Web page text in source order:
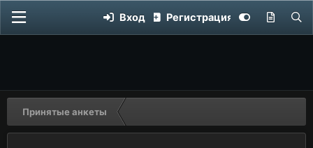
Вход Регистрация
Принятые анкеты